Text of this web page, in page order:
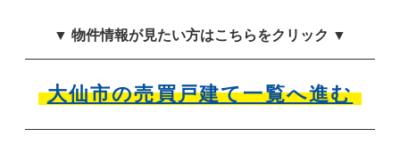
▼ 物件情報が見たい方はこちらをクリック ▼
大仙市の売買戸建て一覧へ進む